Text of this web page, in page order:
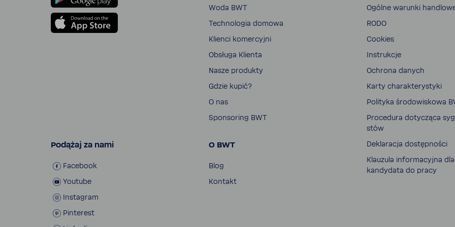
Podążaj za nami
Face­book
Youtube
Insta­gram
Pinte­rest
Woda BWT
Tech­no­logia domowa
Klienci komer­cyjni
Obsługa Klienta
Nasze produkty
Gdzie kupić?
O nas
Spon­so­ring BWT
O BWT
Blog
Kontakt
Ogólne warunki
RODO
Cookies
Instrukcje
Ochrona danych
Karty charak­te­ry­styki
Poli­tyka środo­wi­skowa
Proce­dura doty­cząca
stów
Dekla­racja dostęp­ności
Klau­zula infor­ma­cyjna dla
kandy­data do pracy